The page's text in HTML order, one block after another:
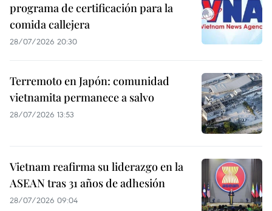
programa de certificación para la
comida callejera
28/07/2026 20:30
Terremoto en Japón: comunidad
vietnamita permanece a salvo
28/07/2026 13:53
Vietnam reafirma su liderazgo en la
ASEAN tras 31 años de adhesión
28/07/2026 09:04